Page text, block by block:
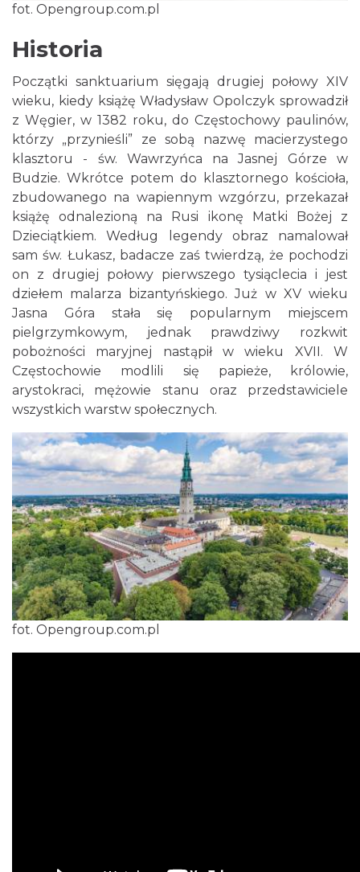
fot. Opengroup.com.pl
Historia
Początki sanktuarium sięgają drugiej połowy XIV
wieku, kiedy książę Władysław Opolczyk sprowadził
z Węgier, w 1382 roku, do Częstochowy paulinów,
którzy „przynieśli” ze sobą nazwę macierzystego
klasztoru - św. Wawrzyńca na Jasnej Górze w
Budzie. Wkrótce potem do klasztornego kościoła,
zbudowanego na wapiennym wzgórzu, przekazał
książę odnalezioną na Rusi ikonę Matki Bożej z
Dzieciątkiem. Według legendy obraz namalował
sam św. Łukasz, badacze zaś twierdzą, że pochodzi
on z drugiej połowy pierwszego tysiąclecia i jest
dziełem malarza bizantyńskiego. Już w XV wieku
Jasna Góra stała się popularnym miejscem
pielgrzymkowym, jednak prawdziwy rozkwit
pobożności maryjnej nastąpił w wieku XVII. W
Częstochowie modlili się papieże, królowie,
arystokraci, mężowie stanu oraz przedstawiciele
wszystkich warstw społecznych.
fot. Opengroup.com.pl